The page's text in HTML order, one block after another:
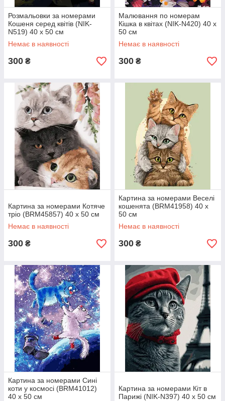
Розмальовки за номерами
Кошеня серед квітів (NIK-
N519) 40 х 50 см
Немає в наявності
300 ₴
Малювання по номерам
Кішка в квітах (NIK-N420) 40 х
50 см
Немає в наявності
300 ₴
Картина за номерами Котяче
тріо (BRM45857) 40 х 50 см
Немає в наявності
300 ₴
Картина за номерами Веселі
кошенята (BRM41958) 40 х
50 см
Немає в наявності
300 ₴
Картина за номерами Сині
коти у космосі (BRM41012)
40 х 50 см
Картина за номерами Кіт в
Парижі (NIK-N397) 40 х 50 см